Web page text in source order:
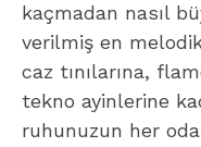
kaçmadan nasıl
verilmiş en
caz tınılarına,
tekno ayinlerine
ruhunuzun her